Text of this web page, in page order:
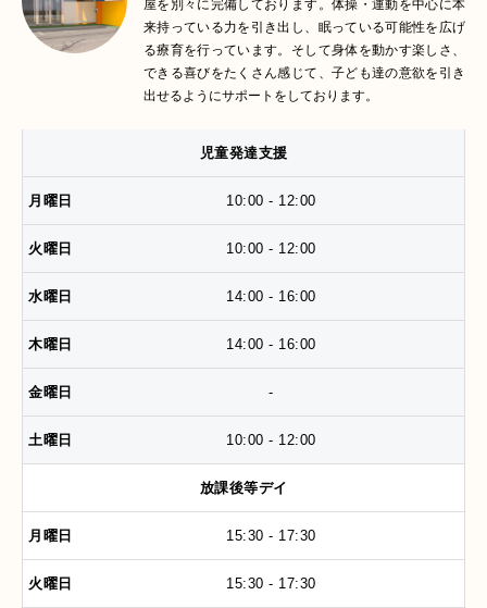
屋を別々に完備しております。体操・運動を中心に本
来持っている力を引き出し、眠っている可能性を広げ
る療育を行っています。そして身体を動かす楽しさ、
できる喜びをたくさん感じて、子ども達の意欲を引き
出せるようにサポートをしております。
児童発達支援
10:00 - 12:00
10:00 - 12:00
14:00 - 16:00
14:00 - 16:00
-
10:00 - 12:00
放課後等デイ
15:30 - 17:30
15:30 - 17:30